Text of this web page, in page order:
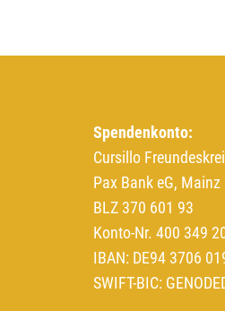
Spendenkonto:
Cursillo
Pax Bank eG, Mainz
BLZ 370 601 93
Konto-Nr. 400 349
IBAN: DE94 3706
SWIFT-BIC: